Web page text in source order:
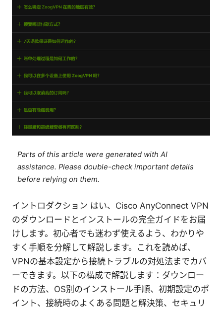
Parts of this article were generated with AI
assistance. Please double-check important details
before relying on them.
イントロダクション はい、Cisco AnyConnect VPN
のダウンロードとインストールの完全ガイドをお届
けします。初心者でも迷わず使えるよう、わかりや
すく手順を分解して解説します。これを読めば、
VPNの基本設定から接続トラブルの対処法までカバ
ーできます。以下の構成で解説します：ダウンロー
ドの方法、OS別のインストール手順、初期設定のポ
イント、接続時のよくある問題と解決策、セキュリ